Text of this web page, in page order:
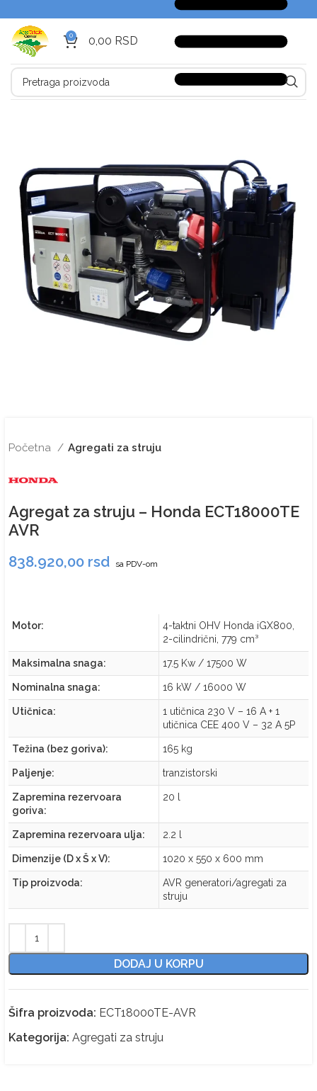
0 0,00 RSD
Početna Agregati za struju
Agregat za struju – Honda ECT18000TE
AVR
838.920,00 rsd sa PDV-om
Motor:
4-taktni OHV Honda iGX800,
2-cilindrični, 779 cm³
Maksimalna snaga: 17.5 Kw / 17500 W
Nominalna snaga: 16 kW / 16000 W
Utičnica:
1 utičnica 230 V – 16 A + 1
utičnica CEE 400 V – 32 A 5P
Težina (bez goriva): 165 kg
Paljenje: tranzistorski
Zapremina rezervoara
goriva:
20 l
Zapremina rezervoara ulja: 2.2 l
Dimenzije (D x Š x V): 1020 x 550 x 600 mm
Tip proizvoda:
AVR generatori/agregati za
struju
DODAJ U KORPU
Šifra proizvoda: ECT18000TE-AVR
Kategorija: Agregati za struju